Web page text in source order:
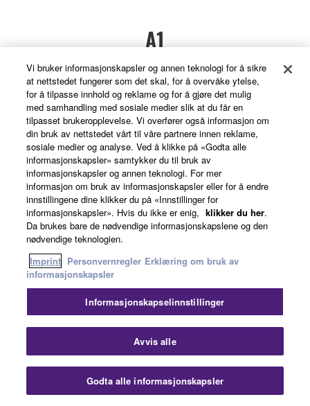
A1
A1R
Vi bruker informasjonskapsler og annen teknologi for å sikre
at nettstedet fungerer som det skal, for å overvåke ytelse,
for å tilpasse innhold og reklame og for å gjøre det mulig
med samhandling med sosiale medier slik at du får en
tilpasset brukeropplevelse. Vi overfører også informasjon om
din bruk av nettstedet vårt til våre partnere innen reklame,
sosiale medier og analyse. Ved å klikke på «Godta alle
informasjonskapsler» samtykker du til bruk av
informasjonskapsler og annen teknologi. For mer
informasjon om bruk av informasjonskapsler eller for å endre
innstillingene dine klikker du på «Innstillinger for
informasjonskapsler». Hvis du ikke er enig, klikker du her.
Da brukes bare de nødvendige informasjonskapslene og den
nødvendige teknologien.
Imprint Personvernregler Erklæring om bruk av
informasjonskapsler
Informasjonskapselinnstillinger
Avvis alle
Godta alle informasjonskapsler